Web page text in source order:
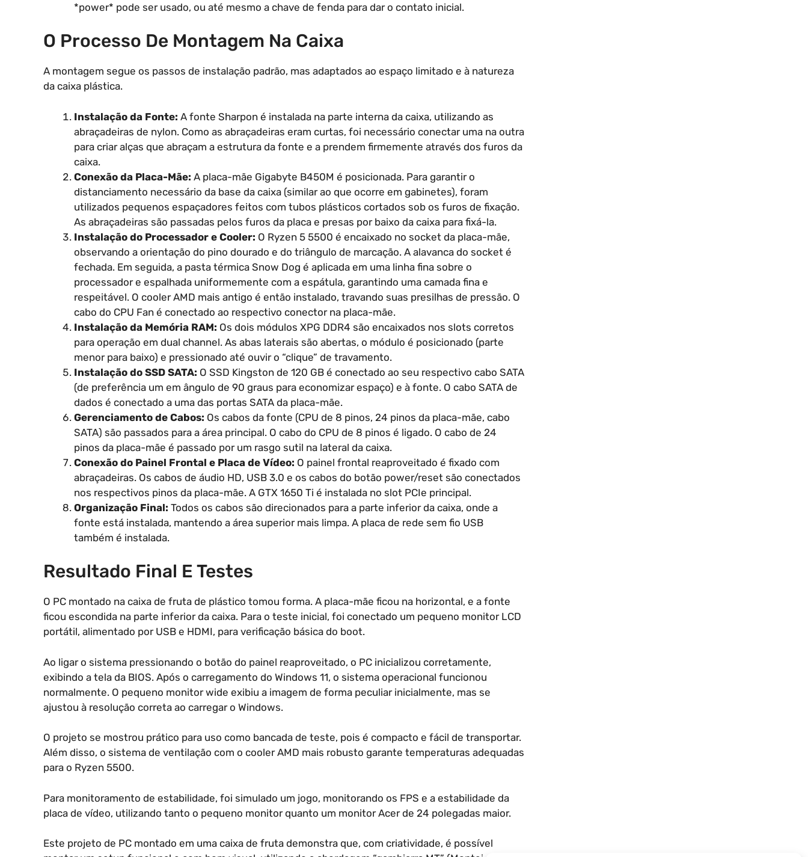
*power* pode ser usado, ou até mesmo a chave de fenda para dar o contato inicial.
O Processo De Montagem Na Caixa
A montagem segue os passos de instalação padrão, mas adaptados ao espaço limitado e à natureza
da caixa plástica.
Instalação da Fonte: A fonte Sharpon é instalada na parte interna da caixa, utilizando as
abraçadeiras de nylon. Como as abraçadeiras eram curtas, foi necessário conectar uma na outra
para criar alças que abraçam a estrutura da fonte e a prendem firmemente através dos furos da
caixa.
Conexão da Placa-Mãe: A placa-mãe Gigabyte B450M é posicionada. Para garantir o
distanciamento necessário da base da caixa (similar ao que ocorre em gabinetes), foram
utilizados pequenos espaçadores feitos com tubos plásticos cortados sob os furos de fixação.
As abraçadeiras são passadas pelos furos da placa e presas por baixo da caixa para fixá-la.
Instalação do Processador e Cooler: O Ryzen 5 5500 é encaixado no socket da placa-mãe,
observando a orientação do pino dourado e do triângulo de marcação. A alavanca do socket é
fechada. Em seguida, a pasta térmica Snow Dog é aplicada em uma linha fina sobre o
processador e espalhada uniformemente com a espátula, garantindo uma camada fina e
respeitável. O cooler AMD mais antigo é então instalado, travando suas presilhas de pressão. O
cabo do CPU Fan é conectado ao respectivo conector na placa-mãe.
Instalação da Memória RAM: Os dois módulos XPG DDR4 são encaixados nos slots corretos
para operação em dual channel. As abas laterais são abertas, o módulo é posicionado (parte
menor para baixo) e pressionado até ouvir o “clique” de travamento.
Instalação do SSD SATA: O SSD Kingston de 120 GB é conectado ao seu respectivo cabo SATA
(de preferência um em ângulo de 90 graus para economizar espaço) e à fonte. O cabo SATA de
dados é conectado a uma das portas SATA da placa-mãe.
Gerenciamento de Cabos: Os cabos da fonte (CPU de 8 pinos, 24 pinos da placa-mãe, cabo
SATA) são passados para a área principal. O cabo do CPU de 8 pinos é ligado. O cabo de 24
pinos da placa-mãe é passado por um rasgo sutil na lateral da caixa.
Conexão do Painel Frontal e Placa de Vídeo: O painel frontal reaproveitado é fixado com
abraçadeiras. Os cabos de áudio HD, USB 3.0 e os cabos do botão power/reset são conectados
nos respectivos pinos da placa-mãe. A GTX 1650 Ti é instalada no slot PCIe principal.
Organização Final: Todos os cabos são direcionados para a parte inferior da caixa, onde a
fonte está instalada, mantendo a área superior mais limpa. A placa de rede sem fio USB
também é instalada.
Resultado Final E Testes
O PC montado na caixa de fruta de plástico tomou forma. A placa-mãe ficou na horizontal, e a fonte
ficou escondida na parte inferior da caixa. Para o teste inicial, foi conectado um pequeno monitor LCD
portátil, alimentado por USB e HDMI, para verificação básica do boot.
Ao ligar o sistema pressionando o botão do painel reaproveitado, o PC inicializou corretamente,
exibindo a tela da BIOS. Após o carregamento do Windows 11, o sistema operacional funcionou
normalmente. O pequeno monitor wide exibiu a imagem de forma peculiar inicialmente, mas se
ajustou à resolução correta ao carregar o Windows.
O projeto se mostrou prático para uso como bancada de teste, pois é compacto e fácil de transportar.
Além disso, o sistema de ventilação com o cooler AMD mais robusto garante temperaturas adequadas
para o Ryzen 5500.
Para monitoramento de estabilidade, foi simulado um jogo, monitorando os FPS e a estabilidade da
placa de vídeo, utilizando tanto o pequeno monitor quanto um monitor Acer de 24 polegadas maior.
Este projeto de PC montado em uma caixa de fruta demonstra que, com criatividade, é possível